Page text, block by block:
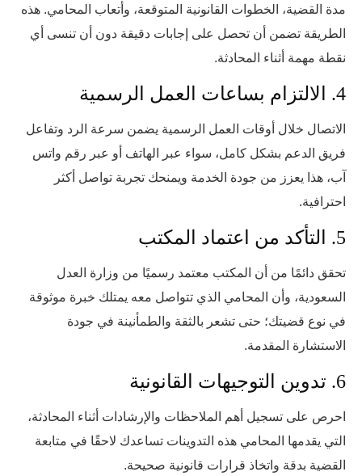
مدة القضية، الخطوات القانونية المتوقعة، وأتعاب المحامي. هذه
الطريقة تضمن أن تحصل على إجابات دقيقة دون أن تنسى أي
نقطة مهمة أثناء المحادثة.
4. الالتزام بساعات العمل الرسمية
الاتصال خلال أوقات العمل الرسمية يضمن سرعة الرد وتفاعل
فريق الدعم بشكل كامل، سواء عبر الهاتف أو عبر رقم واتس
آب، هذا يعزز من جودة الخدمة ويمنحك تجربة تواصل أكثر
احترافية.
5. التأكد من اعتماد المكتب
تحقق دائمًا من أن المكتب معتمد رسميًا من وزارة العدل
السعودية، وأن المحامي الذي تتواصل معه يمتلك خبرة موثوقة
في نوع قضيتك؛ حتى تشعر بالثقة والطمأنينة في جودة
الاستشارة المقدمة.
6. تدوين التوجيهات القانونية
احرص على تسجيل أهم الملاحظات والإرشادات أثناء المحادثة،
التي يقدمها المحامي هذه التدوينات تساعدك لاحقًا في متابعة
القضية بدقة واتخاذ قرارات قانونية صحيحة.